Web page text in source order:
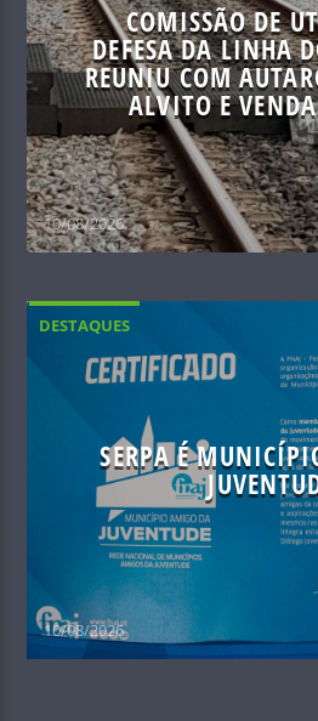
COMISSÃO DE
DEFESA DA LINHA
REUNIU COM
ALVITO E
10/08/2026
DESTAQUES
SERPA É
10/08/2026